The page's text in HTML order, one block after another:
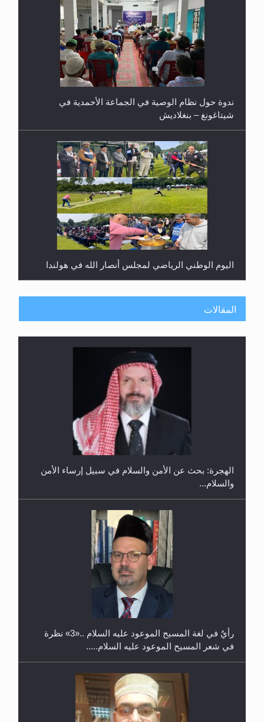
ندوة حول نظام الوصية في الجماعة الأحمدية في
شيتاغونغ – بنغلاديش
اليوم الوطني الرياضي لمجلس أنصار الله في هولندا
إتمام حفظ القرآن الكريم لثلاثة طلاب من مدرسة الحفظ
حفل توزيع الشهادات في الجامعة الأحمدية بنيجيريا لعام
المقالات
الهجرة: بحث عن الأمن والسلام في سبيل إرساء الأمن
والسلام...
رأيٌ في لغة المسيح الموعود عليه السلام ..«3» نظرة
في شعر المسيح الموعود عليه السلام.....